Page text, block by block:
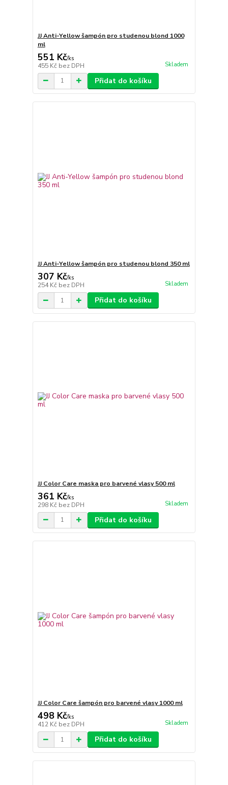
JJ Anti-Yellow šampón pro studenou blond 1000
ml
551 Kč/ks
455 Kč bez DPH Skladem
Přidat do košíku
JJ Anti-Yellow šampón pro studenou blond 350 ml
307 Kč/ks
254 Kč bez DPH Skladem
Přidat do košíku
JJ Color Care maska pro barvené vlasy 500 ml
361 Kč/ks
298 Kč bez DPH Skladem
Přidat do košíku
JJ Color Care šampón pro barvené vlasy 1000 ml
498 Kč/ks
412 Kč bez DPH Skladem
Přidat do košíku